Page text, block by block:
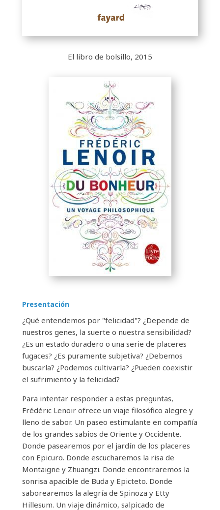
El libro de bolsillo, 2015
Presentación
¿Qué entendemos por "felicidad"? ¿Depende de
nuestros genes, la suerte o nuestra sensibilidad?
¿Es un estado duradero o una serie de placeres
fugaces? ¿Es puramente subjetiva? ¿Debemos
buscarla? ¿Podemos cultivarla? ¿Pueden coexistir
el sufrimiento y la felicidad?
Para intentar responder a estas preguntas,
Frédéric Lenoir ofrece un viaje filosófico alegre y
lleno de sabor. Un paseo estimulante en compañía
de los grandes sabios de Oriente y Occidente.
Donde pasearemos por el jardín de los placeres
con Epicuro. Donde escucharemos la risa de
Montaigne y Zhuangzi. Donde encontraremos la
sonrisa apacible de Buda y Epicteto. Donde
saborearemos la alegría de Spinoza y Etty
Hillesum. Un viaje dinámico, salpicado de